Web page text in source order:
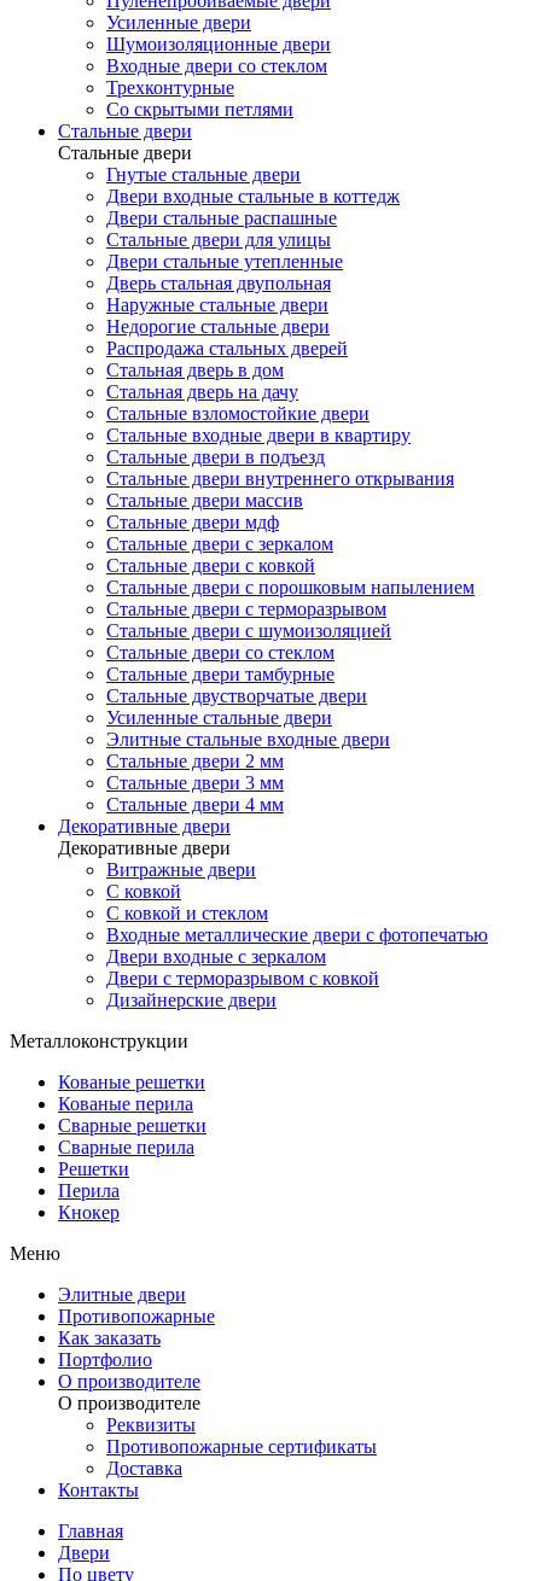
Усиленные двери
Шумоизоляционные двери
Входные двери со стеклом
Трехконтурные
Со скрытыми петлями
Стальные двери
Стальные двери
Гнутые стальные двери
Двери входные стальные в коттедж
Двери стальные распашные
Стальные двери для улицы
Двери стальные утепленные
Дверь стальная двупольная
Наружные стальные двери
Недорогие стальные двери
Распродажа стальных дверей
Стальная дверь в дом
Стальная дверь на дачу
Стальные взломостойкие двери
Стальные входные двери в квартиру
Стальные двери в подъезд
Стальные двери внутреннего открывания
Стальные двери массив
Стальные двери мдф
Стальные двери с зеркалом
Стальные двери с ковкой
Стальные двери с порошковым напылением
Стальные двери с терморазрывом
Стальные двери с шумоизоляцией
Стальные двери со стеклом
Стальные двери тамбурные
Стальные двустворчатые двери
Усиленные стальные двери
Элитные стальные входные двери
Стальные двери 2 мм
Стальные двери 3 мм
Стальные двери 4 мм
Декоративные двери
Декоративные двери
Витражные двери
С ковкой
С ковкой и стеклом
Входные металлические двери с фотопечатью
Двери входные с зеркалом
Двери с терморазрывом с ковкой
Дизайнерские двери
Металлоконструкции
Кованые решетки
Кованые перила
Сварные решетки
Сварные перила
Решетки
Перила
Кнокер
Меню
Элитные двери
Противопожарные
Как заказать
Портфолио
О производителе
О производителе
Реквизиты
Противопожарные сертификаты
Доставка
Контакты
Главная
Двери
По цвету